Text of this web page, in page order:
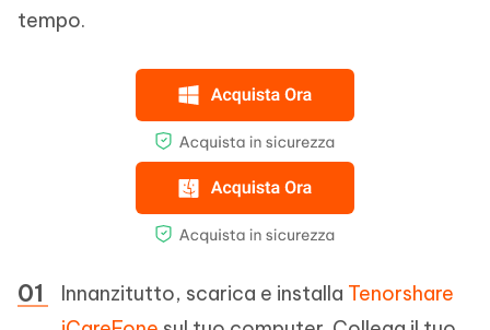
tempo.
Innanzitutto, scarica e installa Tenorshare